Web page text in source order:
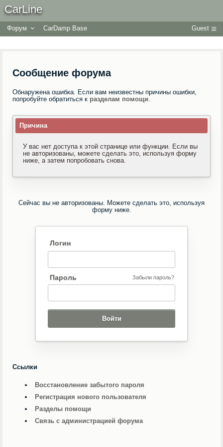
CarLine
Форум CarDamp Base Guest
Сообщение форума
Обнаружена ошибка. Если вам неизвестны причины ошибки,
попробуйте обратиться к разделам помощи.
Причина
У вас нет доступа к этой странице или функции. Если вы
не авторизованы, можете сделать это, используя форму
ниже, а затем попробовать снова.
Сейчас вы не авторизованы. Можете сделать это, используя
форму ниже.
Логин
Пароль Забыли пароль?
Ссылки
Восстановление забытого пароля
Регистрация нового пользователя
Разделы помощи
Связь с администрацией форума